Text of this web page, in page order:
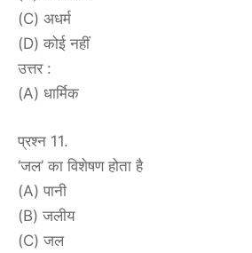
(C) अधर्म
(D) कोई नहीं
उत्तर :
(A) धार्मिक
प्रश्न 11.
‘जल’ का विशेषण होता है
(A) पानी
(B) जलीय
(C) जल